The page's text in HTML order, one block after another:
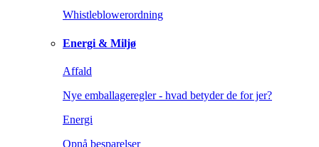
Whistleblowerordning
Energi & Miljø
Affald
Nye emballageregler - hvad betyder de for jer?
Energi
Opnå besparelser